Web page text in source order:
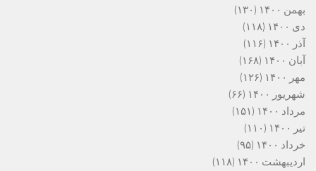
بهمن ۱۴۰۰
(۱۳۰)
دی ۱۴۰۰
(۱۱۸)
آذر ۱۴۰۰
(۱۱۶)
آبان ۱۴۰۰
(۱۶۸)
مهر ۱۴۰۰
(۱۲۶)
شهریور ۱۴۰۰
(۶۶)
مرداد ۱۴۰۰
(۱۵۱)
تیر ۱۴۰۰
(۱۱۰)
خرداد ۱۴۰۰
(۹۵)
اردیبهشت ۱۴۰۰
(۱۱۸)